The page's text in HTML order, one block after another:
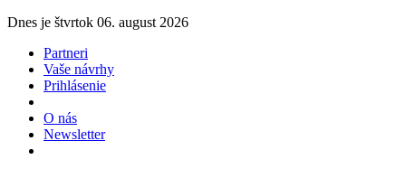
Dnes je štvrtok 06. august 2026
Partneri
Vaše návrhy
Prihlásenie
O nás
Newsletter